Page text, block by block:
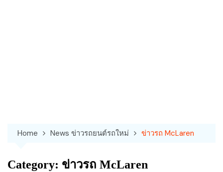
Home News ข่าวรถยนต์รถใหม่ ข่าวรถ McLaren
Category: ข่าวรถ McLaren